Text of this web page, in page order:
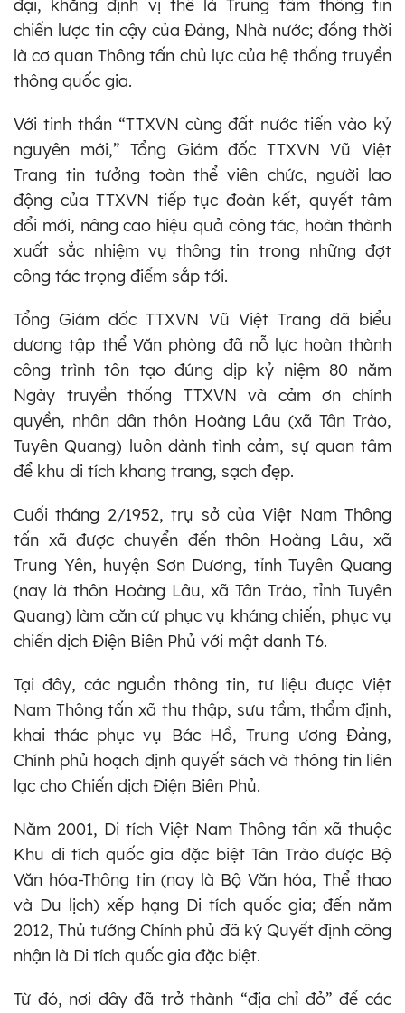
đại, khẳng định vị thế là Trung tâm thông tin
chiến lược tin cậy của Đảng, Nhà nước; đồng thời
là cơ quan Thông tấn chủ lực của hệ thống truyền
thông quốc gia.
Với tinh thần “TTXVN cùng đất nước tiến vào kỷ
nguyên mới,” Tổng Giám đốc TTXVN Vũ Việt
Trang tin tưởng toàn thể viên chức, người lao
động của TTXVN tiếp tục đoàn kết, quyết tâm
đổi mới, nâng cao hiệu quả công tác, hoàn thành
xuất sắc nhiệm vụ thông tin trong những đợt
công tác trọng điểm sắp tới.
Tổng Giám đốc TTXVN Vũ Việt Trang đã biểu
dương tập thể Văn phòng đã nỗ lực hoàn thành
công trình tôn tạo đúng dịp kỷ niệm 80 năm
Ngày truyền thống TTXVN và cảm ơn chính
quyền, nhân dân thôn Hoàng Lâu (xã Tân Trào,
Tuyên Quang) luôn dành tình cảm, sự quan tâm
để khu di tích khang trang, sạch đẹp.
Cuối tháng 2/1952, trụ sở của Việt Nam Thông
tấn xã được chuyển đến thôn Hoàng Lâu, xã
Trung Yên, huyện Sơn Dương, tỉnh Tuyên Quang
(nay là thôn Hoàng Lâu, xã Tân Trào, tỉnh Tuyên
Quang) làm căn cứ phục vụ kháng chiến, phục vụ
chiến dịch Điện Biên Phủ với mật danh T6.
Tại đây, các nguồn thông tin, tư liệu được Việt
Nam Thông tấn xã thu thập, sưu tầm, thẩm định,
khai thác phục vụ Bác Hồ, Trung ương Đảng,
Chính phủ hoạch định quyết sách và thông tin liên
lạc cho Chiến dịch Điện Biên Phủ.
Năm 2001, Di tích Việt Nam Thông tấn xã thuộc
Khu di tích quốc gia đặc biệt Tân Trào được Bộ
Văn hóa-Thông tin (nay là Bộ Văn hóa, Thể thao
và Du lịch) xếp hạng Di tích quốc gia; đến năm
2012, Thủ tướng Chính phủ đã ký Quyết định công
nhận là Di tích quốc gia đặc biệt.
Từ đó, nơi đây đã trở thành “địa chỉ đỏ” để các